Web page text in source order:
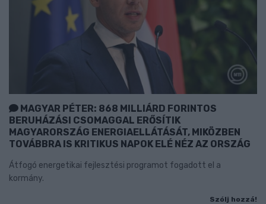
MAGYAR PÉTER: 868 MILLIÁRD FORINTOS
BERUHÁZÁSI CSOMAGGAL ERŐSÍTIK
MAGYARORSZÁG ENERGIAELLÁTÁSÁT, MIKÖZBEN
TOVÁBBRA IS KRITIKUS NAPOK ELÉ NÉZ AZ ORSZÁG
Átfogó energetikai fejlesztési programot fogadott el a
kormány.
Szólj hozzá!